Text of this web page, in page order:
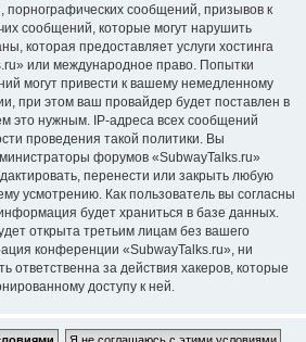
порнографических сообщений, призывов к
сообщений, которые могут нарушить
которая предоставляет услуги хостинга
или международное право. Попытки
могут привести к вашему немедленному
при этом ваш провайдер будет поставлен в
это нужным. IP-адреса всех сообщений
проведения такой политики. Вы
форумов «SubwayTalks.ru»
перенести или закрыть любую
усмотрению. Как пользователь вы согласны
будет храниться в базе данных.
открыта третьим лицам без вашего
конференции «SubwayTalks.ru», ни
ответственна за действия хакеров, которые
доступу к ней.